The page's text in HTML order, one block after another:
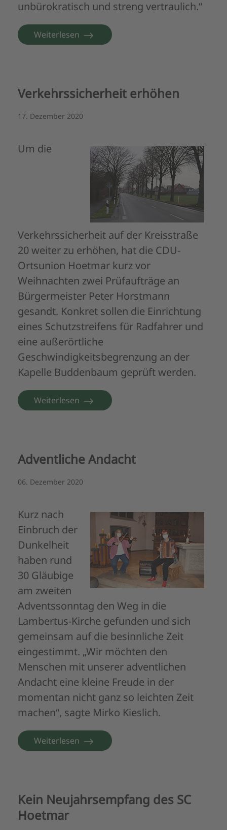
unbürokratisch und streng vertraulich.“
Weiterlesen
Verkehrssicherheit erhöhen
17. Dezember 2020
Um die
Verkehrssicherheit auf der Kreisstraße
20 weiter zu erhöhen, hat die CDU-
Ortsunion Hoetmar kurz vor
Weihnachten zwei Prüfaufträge an
Bürgermeister Peter Horstmann
gesandt. Konkret sollen die Einrichtung
eines Schutzstreifens für Radfahrer und
eine außerörtliche
Geschwindigkeitsbegrenzung an der
Kapelle Buddenbaum geprüft werden.
Weiterlesen
Adventliche Andacht
06. Dezember 2020
Kurz nach
Einbruch der
Dunkelheit
haben rund
30 Gläubige
am zweiten
Adventssonntag den Weg in die
Lambertus-Kirche gefunden und sich
gemeinsam auf die besinnliche Zeit
eingestimmt. „Wir möchten den
Menschen mit unserer adventlichen
Andacht eine kleine Freude in der
momentan nicht ganz so leichten Zeit
machen“, sagte Mirko Kieslich.
Weiterlesen
Kein Neujahrsempfang des SC
Hoetmar